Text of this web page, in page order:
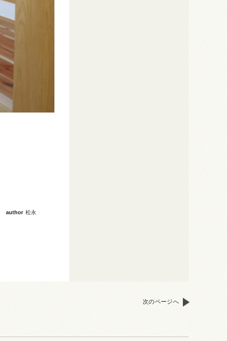
author 松永
次のページへ